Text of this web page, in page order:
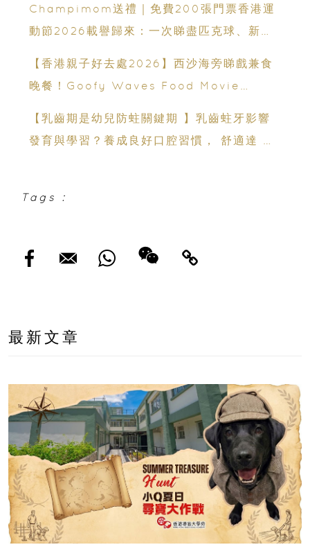
Champimom送禮｜免費200張門票香港運
動節2026載譽歸來：一次睇盡匹克球、新興
【香港親子好去處2026】西沙海旁睇戲兼食
晚餐！Goofy Waves Food Movie
【乳齒期是幼兒防蛀關鍵期 】乳齒蛀牙影響
發育與學習？養成良好口腔習慣， 舒適達 強
Tags :
最新文章